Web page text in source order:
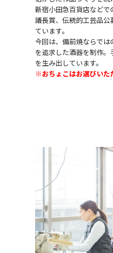
新宿小田急百貨店など
議長賞、伝統的工芸品
ています。
今回は、備前焼ならでは
を追求した酒器を制作
を生み出しています。
※おちょこはお選びいた